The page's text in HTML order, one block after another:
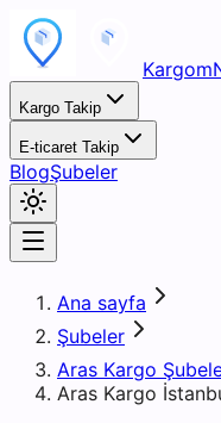
Kargo Takip
E-ticaret Takip
BlogŞubeler
Ana sayfa
Şubeler
Aras Kargo
Aras Kargo